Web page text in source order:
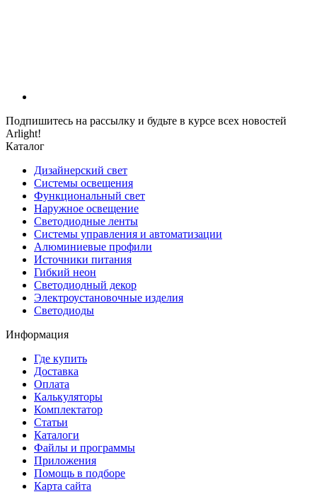
Подпишитесь на рассылку и будьте в курсе всех новостей
Arlight!
Каталог
Дизайнерский свет
Системы освещения
Функциональный свет
Наружное освещение
Светодиодные ленты
Системы управления и автоматизации
Алюминиевые профили
Источники питания
Гибкий неон
Светодиодный декор
Электроустановочные изделия
Светодиоды
Информация
Где купить
Доставка
Оплата
Калькуляторы
Комплектатор
Статьи
Каталоги
Файлы и программы
Приложения
Помощь в подборе
Карта сайта